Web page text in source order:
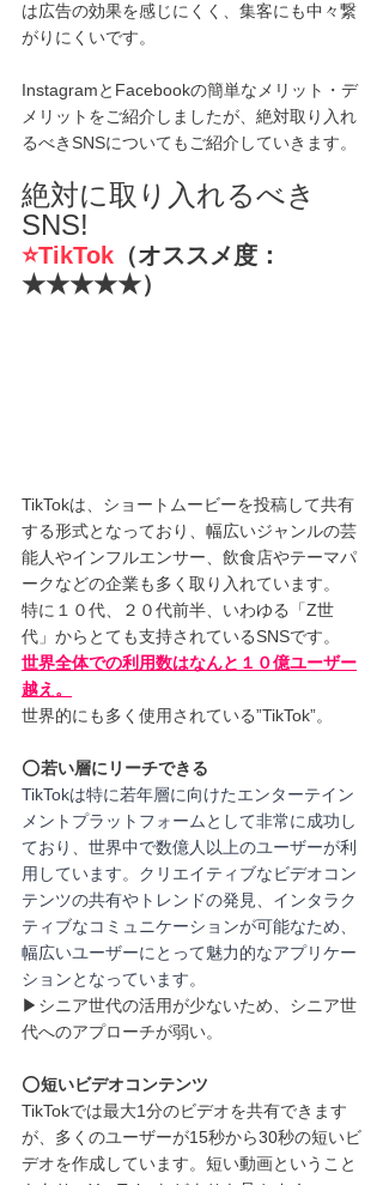
は広告の効果を感じにくく、集客にも中々繋
がりにくいです。
InstagramとFacebookの簡単なメリット・デ
メリットをご紹介しましたが、絶対取り入れ
るべきSNSについてもご紹介していきます。
絶対に取り入れるべき
SNS!
⭐️TikTok （オススメ度：
★★★★★）
TikTokは、ショートムービーを投稿して共有
する形式となっており、幅広いジャンルの芸
能人やインフルエンサー、飲食店やテーマパ
ークなどの企業も多く取り入れています。
特に１０代、２０代前半、いわゆる「Z世
代」からとても支持されているSNSです。
世界全体での利用数はなんと１０億ユーザー
越え。
世界的にも多く使用されている”TikTok”。
⭕️若い層にリーチできる
TikTokは特に若年層に向けたエンターテイン
メントプラットフォームとして非常に成功し
ており、世界中で数億人以上のユーザーが利
用しています。クリエイティブなビデオコン
テンツの共有やトレンドの発見、インタラク
ティブなコミュニケーションが可能なため、
幅広いユーザーにとって魅力的なアプリケー
ションとなっています。
▶︎シニア世代の活用が少ないため、シニア世
代へのアプローチが弱い。
⭕️短いビデオコンテンツ
TikTokでは最大1分のビデオを共有できます
が、多くのユーザーが15秒から30秒の短いビ
デオを作成しています。短い動画ということ